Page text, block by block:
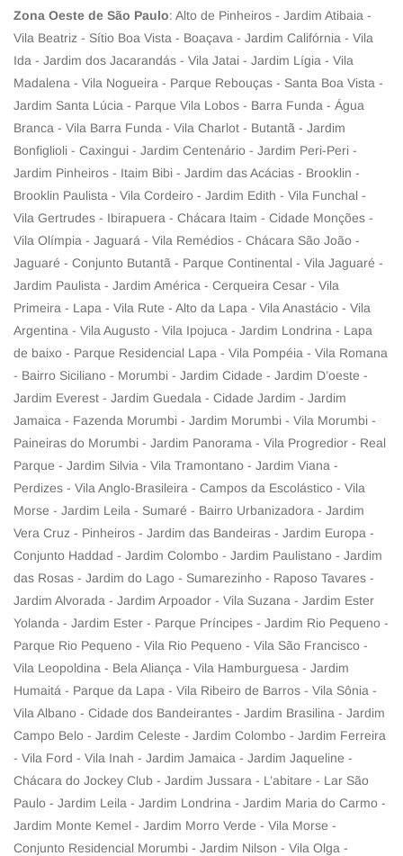
Zona Oeste de São Paulo: Alto de Pinheiros - Jardim Atibaia -
Vila Beatriz - Sítio Boa Vista - Boaçava - Jardim Califórnia - Vila
Ida - Jardim dos Jacarandás - Vila Jatai - Jardim Lígia - Vila
Madalena - Vila Nogueira - Parque Rebouças - Santa Boa Vista -
Jardim Santa Lúcia - Parque Vila Lobos - Barra Funda - Água
Branca - Vila Barra Funda - Vila Charlot - Butantã - Jardim
Bonfiglioli - Caxingui - Jardim Centenário - Jardim Peri-Peri -
Jardim Pinheiros - Itaim Bibi - Jardim das Acácias - Brooklin -
Brooklin Paulista - Vila Cordeiro - Jardim Edith - Vila Funchal -
Vila Gertrudes - Ibirapuera - Chácara Itaim - Cidade Monções -
Vila Olímpia - Jaguará - Vila Remédios - Chácara São João -
Jaguaré - Conjunto Butantã - Parque Continental - Vila Jaguaré -
Jardim Paulista - Jardim América - Cerqueira Cesar - Vila
Primeira - Lapa - Vila Rute - Alto da Lapa - Vila Anastácio - Vila
Argentina - Vila Augusto - Vila Ipojuca - Jardim Londrina - Lapa
de baixo - Parque Residencial Lapa - Vila Pompéia - Vila Romana
- Bairro Siciliano - Morumbi - Jardim Cidade - Jardim D’oeste -
Jardim Everest - Jardim Guedala - Cidade Jardim - Jardim
Jamaica - Fazenda Morumbi - Jardim Morumbi - Vila Morumbi -
Paineiras do Morumbi - Jardim Panorama - Vila Progredior - Real
Parque - Jardim Silvia - Vila Tramontano - Jardim Viana -
Perdizes - Vila Anglo-Brasileira - Campos da Escolástico - Vila
Morse - Jardim Leila - Sumaré - Bairro Urbanizadora - Jardim
Vera Cruz - Pinheiros - Jardim das Bandeiras - Jardim Europa -
Conjunto Haddad - Jardim Colombo - Jardim Paulistano - Jardim
das Rosas - Jardim do Lago - Sumarezinho - Raposo Tavares -
Jardim Alvorada - Jardim Arpoador - Vila Suzana - Jardim Ester
Yolanda - Jardim Ester - Parque Príncipes - Jardim Rio Pequeno -
Parque Rio Pequeno - Vila Rio Pequeno - Vila São Francisco -
Vila Leopoldina - Bela Aliança - Vila Hamburguesa - Jardim
Humaitá - Parque da Lapa - Vila Ribeiro de Barros - Vila Sônia -
Vila Albano - Cidade dos Bandeirantes - Jardim Brasilina - Jardim
Campo Belo - Jardim Celeste - Jardim Colombo - Jardim Ferreira
- Vila Ford - Vila Inah - Jardim Jamaica - Jardim Jaqueline -
Chácara do Jockey Club - Jardim Jussara - L’abitare - Lar São
Paulo - Jardim Leila - Jardim Londrina - Jardim Maria do Carmo -
Jardim Monte Kemel - Jardim Morro Verde - Vila Morse -
Conjunto Residencial Morumbi - Jardim Nilson - Vila Olga -